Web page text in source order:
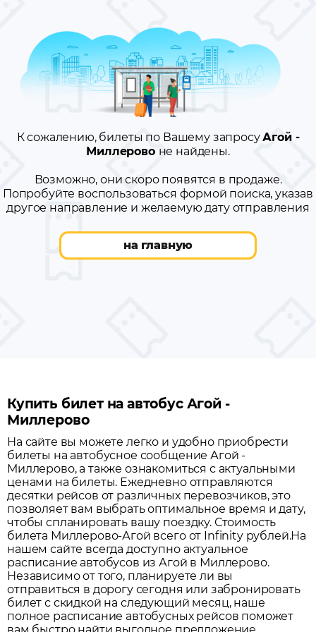
К сожалению, билеты по Вашему запросуАгой -
Миллерово не найдены.
Возможно, они скоро появятся в продаже.
Попробуйте воспользоваться формой поиска, указав
другое направление и желаемую дату отправления
на главную
Купить билет на автобус Агой -
Миллерово
На сайте вы можете легко и удобно приобрести
билеты на автобусное сообщениеАгой -
Миллерово, а также ознакомиться с актуальными
ценами на билеты. Ежедневно отправляются
десятки рейсов от различных перевозчиков, это
позволяет вам выбрать оптимальное время и дату,
чтобы спланировать вашу поездку. Стоимость
билета Миллерово-Агой всего от Infinity рублей.На
нашем сайте всегда доступно актуальное
расписание автобусов изАгой в Миллерово.
Независимо от того, планируете ли вы
отправиться в дорогу сегодня или забронировать
билет с скидкой на следующий месяц, наше
полное расписание автобусных рейсов поможет